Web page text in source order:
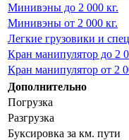
Минивэны до 2 000 кг.
Минивэны от 2 000 кг.
Легкие грузовики и
Кран манипулятор до 2
Кран манипулятор от 2
Дополнительно
Погрузка
Разгрузка
Буксировка за км. пути